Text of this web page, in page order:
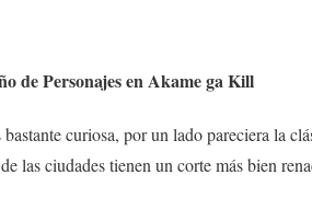
de Personajes en Akame ga Kill
curiosa, por un lado pareciera la
las ciudades tienen un corte más bien